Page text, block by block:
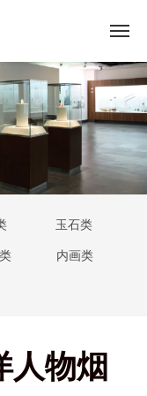
玉石类
内画类
人物烟